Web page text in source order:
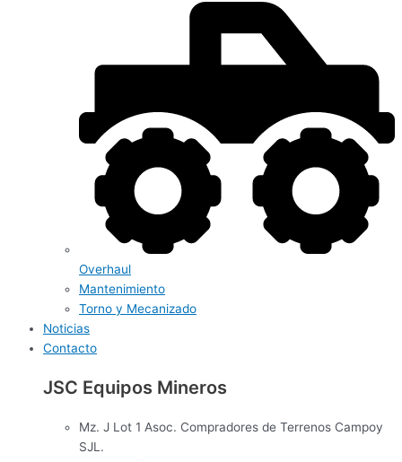
Overhaul
Mantenimiento
Torno y Mecanizado
Noticias
Contacto
JSC Equipos Mineros
Mz. J Lot 1 Asoc. Compradores de Terrenos Campoy
SJL.